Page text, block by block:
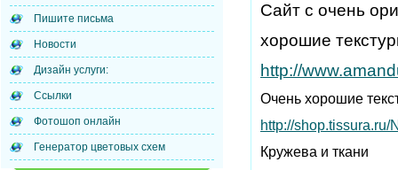
Пишите письма
Новости
Дизайн услуги:
Ссылки
Фотошоп онлайн
Генератор цветовых схем
Сайт с очень
хорошие
http://
Очень хорошие
http://
Кружева и ткани